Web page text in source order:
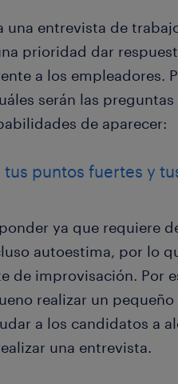
una entrevista de
prioridad dar
a los empleadores.
serán las preguntas
de aparecer:
tus puntos fuertes y
ya que requiere
autoestima, por lo
de improvisación. Por
realizar un pequeño
a los candidatos a
una entrevista.